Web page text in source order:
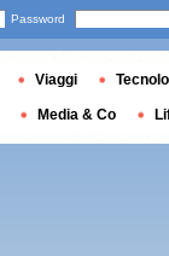
Password
Viaggi
Media & Co